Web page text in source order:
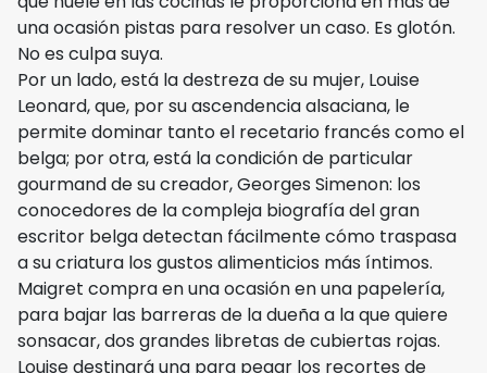
una ocasión pistas para resolver un caso. Es glotón.
No es culpa suya.
Por un lado, está la destreza de su mujer, Louise
Leonard, que, por su ascendencia alsaciana, le
permite dominar tanto el recetario francés como el
belga; por otra, está la condición de particular
gourmand de su creador, Georges Simenon: los
conocedores de la compleja biografía del gran
escritor belga detectan fácilmente cómo traspasa
a su criatura los gustos alimenticios más íntimos.
Maigret compra en una ocasión en una papelería,
para bajar las barreras de la dueña a la que quiere
sonsacar, dos grandes libretas de cubiertas rojas.
Louise destinará una para pegar los recortes de